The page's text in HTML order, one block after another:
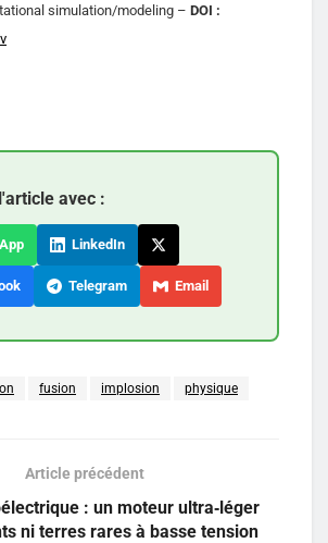
simulation/modeling – DOI :
avec :
LinkedIn
Telegram Email
fusion implosion physique
Article précédent
: un moteur ultra‑léger
ni terres rares à basse tension